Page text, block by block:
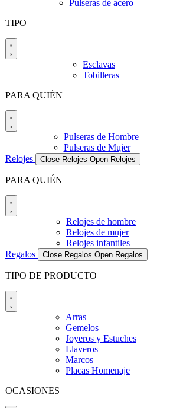
Pulseras de acero
TIPO
Esclavas
Tobilleras
PARA QUIÉN
Pulseras de Hombre
Pulseras de Mujer
Relojes
Close Relojes Open Relojes
PARA QUIÉN
Relojes de hombre
Relojes de mujer
Relojes infantiles
Regalos
Close Regalos Open Regalos
TIPO DE PRODUCTO
Arras
Gemelos
Joyeros y Estuches
Llaveros
Marcos
Placas Homenaje
OCASIONES